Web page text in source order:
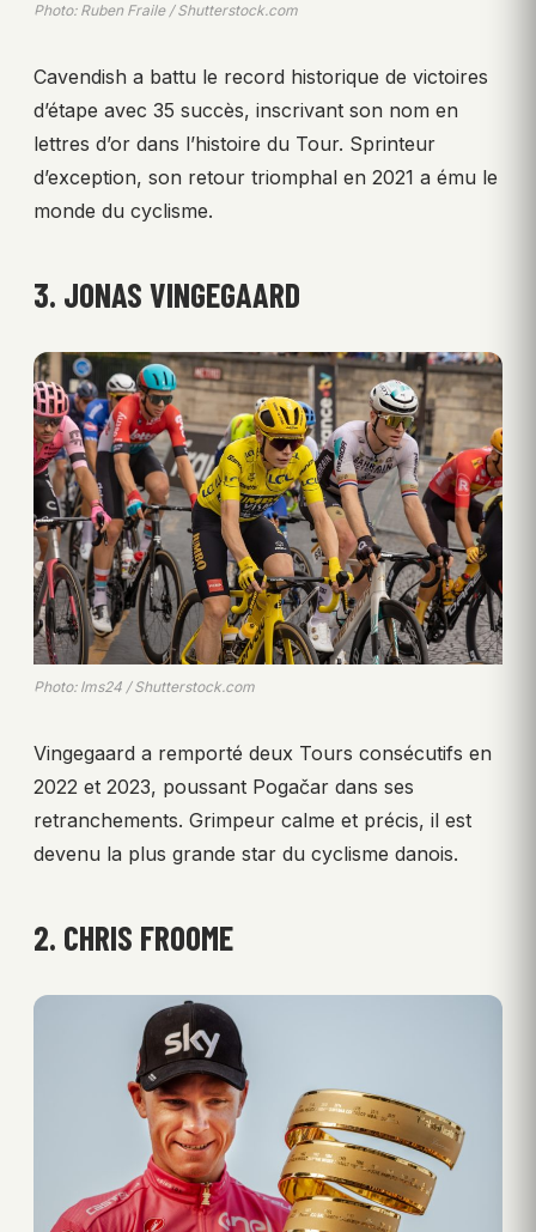
Photo: Ruben Fraile / Shutterstock.com
Cavendish a battu le record historique de victoires
d’étape avec 35 succès, inscrivant son nom en
lettres d’or dans l’histoire du Tour. Sprinteur
d’exception, son retour triomphal en 2021 a ému le
monde du cyclisme.
3. JONAS VINGEGAARD
Photo: lms24 / Shutterstock.com
Vingegaard a remporté deux Tours consécutifs en
2022 et 2023, poussant Pogačar dans ses
retranchements. Grimpeur calme et précis, il est
devenu la plus grande star du cyclisme danois.
2. CHRIS FROOME